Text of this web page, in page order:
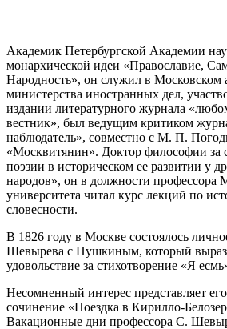
Академик Петербургской Академии
монархической идеи «Православие,
Народность», он служил в Московском
министерства иностранных дел,
издании литературного журнала
вестник», был ведущим критиком
наблюдатель», совместно с М. П.
«Москвитянин». Доктор философии за
поэзии в историческом ее развитии у
народов», он в должности профессора
университета читал курс лекций по
словесности.
В 1826 году в Москве состоялось
Шевырева с Пушкиным, который
удовольствие за стихотворение «Я
Несомненный интерес представляет
сочинение «Поездка в Кирилло-
Вакационные дни профессора С.